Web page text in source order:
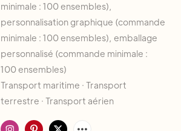
minimale : 100 ensembles),
personnalisation graphique (commande
minimale : 100 ensembles), emballage
personnalisé (commande minimale :
100 ensembles)
Transport maritime · Transport
terrestre · Transport aérien